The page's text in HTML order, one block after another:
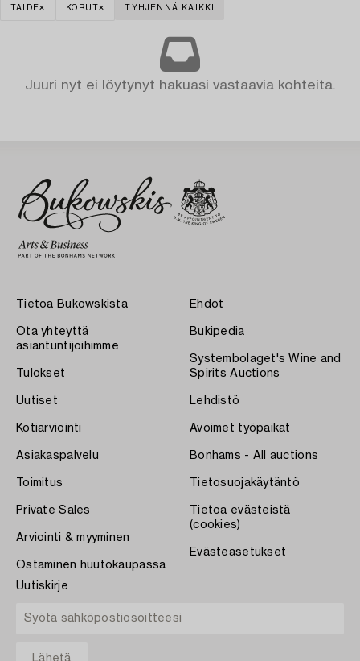
TAIDE KORUT TYHJENNÄ KAIKKI
Juuri nyt ei löytynyt hakuasi vastaavia kohteita.
Tietoa Bukowskista
Ota yhteyttä
asiantuntijoihimme
Tulokset
Uutiset
Kotiarviointi
Asiakaspalvelu
Toimitus
Private Sales
Arviointi & myyminen
Ostaminen huutokaupassa
Ehdot
Bukipedia
Systembolaget's Wine and
Spirits Auctions
Lehdistö
Avoimet työpaikat
Bonhams - All auctions
Tietosuojakäytäntö
Tietoa evästeistä
(cookies)
Evästeasetukset
Uutiskirje